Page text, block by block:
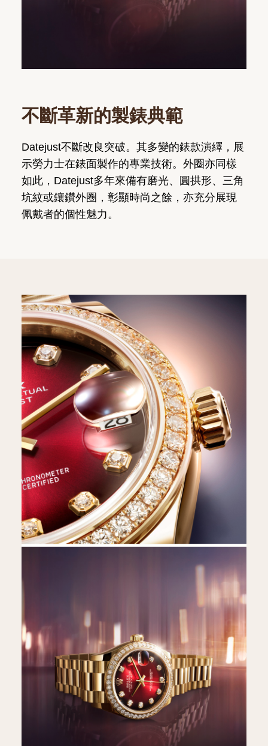
不斷革新的製錶典範
Datejust不斷改良突破。其多變的錶款演繹，展
示勞力士在錶面製作的專業技術。外圈亦同樣
如此，Datejust多年來備有磨光、圓拱形、三角
坑紋或鑲鑽外圈，彰顯時尚之餘，亦充分展現
佩戴者的個性魅力。